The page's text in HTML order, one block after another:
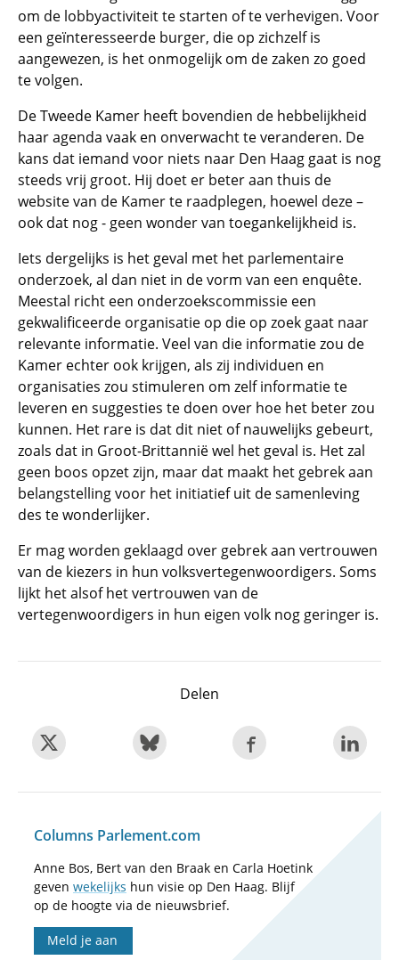
om de lobbyactiviteit te starten of te verhevigen. Voor
een geïnteresseerde burger, die op zichzelf is
aangewezen, is het onmogelijk om de zaken zo goed
te volgen.
De Tweede Kamer heeft bovendien de hebbelijkheid
haar agenda vaak en onverwacht te veranderen. De
kans dat iemand voor niets naar Den Haag gaat is nog
steeds vrij groot. Hij doet er beter aan thuis de
website van de Kamer te raadplegen, hoewel deze –
ook dat nog - geen wonder van toegankelijkheid is.
Iets dergelijks is het geval met het parlementaire
onderzoek, al dan niet in de vorm van een enquête.
Meestal richt een onderzoekscommissie een
gekwalificeerde organisatie op die op zoek gaat naar
relevante informatie. Veel van die informatie zou de
Kamer echter ook krijgen, als zij individuen en
organisaties zou stimuleren om zelf informatie te
leveren en suggesties te doen over hoe het beter zou
kunnen. Het rare is dat dit niet of nauwelijks gebeurt,
zoals dat in Groot-Brittannië wel het geval is. Het zal
geen boos opzet zijn, maar dat maakt het gebrek aan
belangstelling voor het initiatief uit de samenleving
des te wonderlijker.
Er mag worden geklaagd over gebrek aan vertrouwen
van de kiezers in hun volksvertegenwoordigers. Soms
lijkt het alsof het vertrouwen van de
vertegenwoordigers in hun eigen volk nog geringer is.
Delen
Columns Parlement.com
Anne Bos, Bert van den Braak en Carla Hoetink
geven wekelijks hun visie op Den Haag. Blijf
op de hoogte via de nieuwsbrief.
Meld je aan